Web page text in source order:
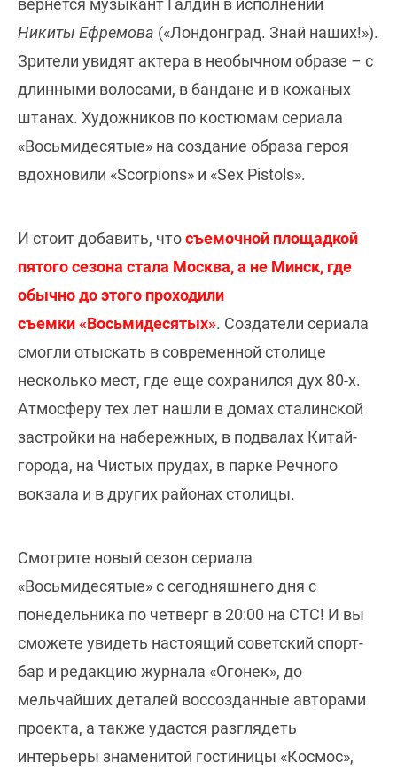
вернется музыкант Галдин в исполнении
Никиты Ефремова («Лондонград. Знай наших!»).
Зрители увидят актера в необычном образе – с
длинными волосами, в бандане и в кожаных
штанах. Художников по костюмам сериала
«Восьмидесятые» на создание образа героя
вдохновили «Scorpions» и «Sex Pistols».
И стоит добавить, чтосъемочной площадкой
пятого сезона стала Москва, а не Минск, где
обычно до этого проходили
съемки «Восьмидесятых». Создатели сериала
смогли отыскать в современной столице
несколько мест, где еще сохранился дух 80-х.
Атмосферу тех лет нашли в домах сталинской
застройки на набережных, в подвалах Китай-
города, на Чистых прудах, в парке Речного
вокзала и в других районах столицы.
Смотрите новый сезон сериала
«Восьмидесятые» с сегодняшнего дня с
понедельника по четверг в 20:00 на СТС! И вы
сможете увидеть настоящий советский спорт-
бар и редакцию журнала «Огонек», до
мельчайших деталей воссозданные авторами
проекта, а также удастся разглядеть
интерьеры знаменитой гостиницы «Космос»,